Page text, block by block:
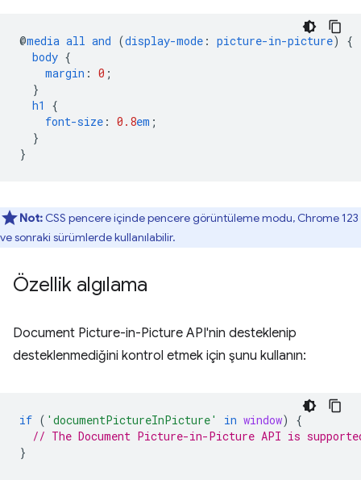
@media all and (display-mode : picture-in-picture)
{
body {
margin : 0 ;
}
h1
{
font-size : 0.8em ;
}
}
Not: CSS pencere içinde pencere görüntüleme modu, Chrome 123
ve sonraki sürümlerde kullanılabilir.
Özellik algılama
Document Picture-in-Picture API'nin desteklenip
desteklenmediğini kontrol etmek için şunu kullanın:
if ( 'documentPictureInPicture' in window)
{
// The Document Picture-in-Picture API is
}